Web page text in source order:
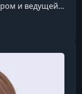
и ведущей
и
Peer-to-Peer
проект